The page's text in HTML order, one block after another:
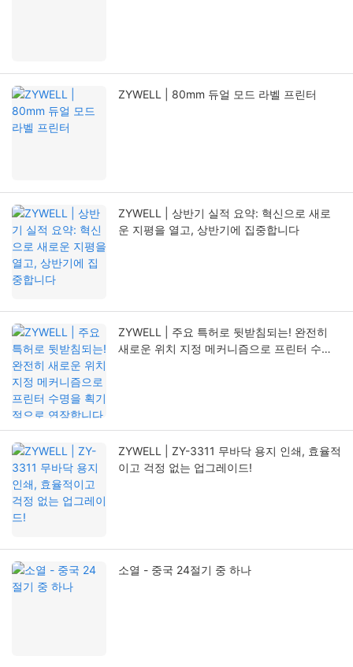
ZYWELL | 80mm 듀얼 모드 라벨 프린터
ZYWELL | 상반기 실적 요약: 혁신으로 새로
운 지평을 열고, 상반기에 집중합니다
ZYWELL | 주요 특허로 뒷받침되는! 완전히
새로운 위치 지정 메커니즘으로 프린터 수명
ZYWELL | ZY-3311 무바닥 용지 인쇄, 효율적
이고 걱정 없는 업그레이드!
소열 - 중국 24절기 중 하나